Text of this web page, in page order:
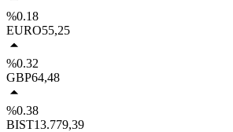
%0.18
EURO55,25
%0.32
GBP64,48
%0.38
BIST13.779,39